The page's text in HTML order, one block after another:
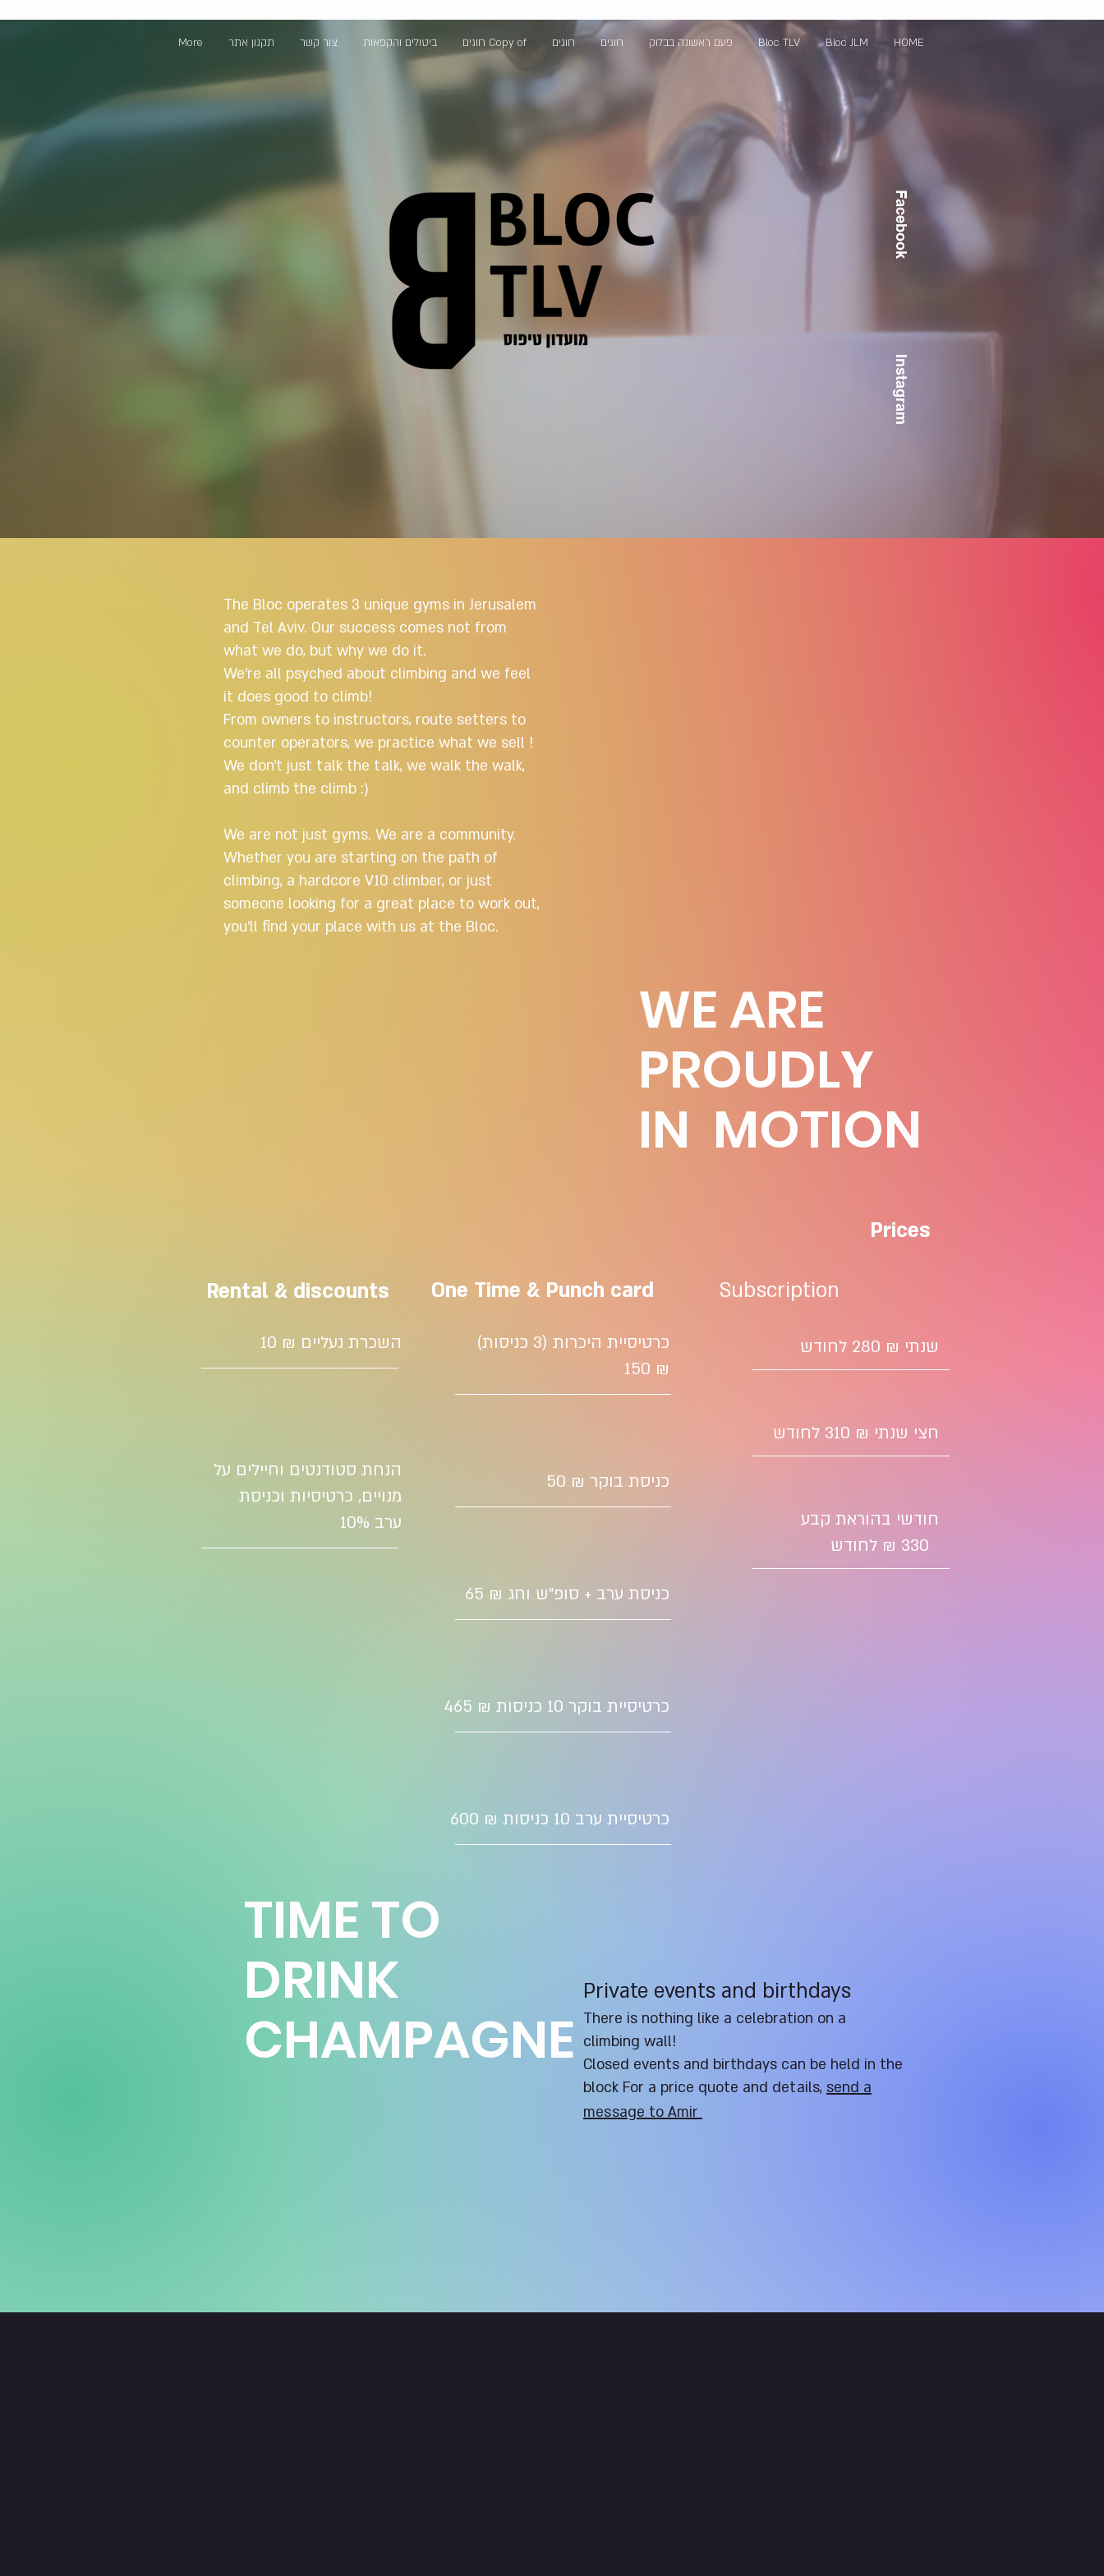
HOME
Bloc JLM
Bloc TLV פעם ראשונה בבלוק חוגים חוגים Copy of חוגים ביטולים והקפאות צור קשר תקנון אתר More
Facebook
Instagram
The Bloc operates 3 unique gyms in Jerusalem
and Tel Aviv. Our success comes not from
what we do, but why we do it.
We’re all psyched about climbing and we feel
it does good to climb!
From owners to instructors, route setters to
counter operators, we practice what we sell !
We don’t just talk the talk, we walk the walk,
and climb the climb :)
We are not just gyms. We are a community.
Whether you are starting on the path of
climbing, a hardcore V10 climber, or just
someone looking for a great place to work out,
you’ll find your place with us at the Bloc.
WE ARE
PROUDLY
IN MOTION
Prices
One Time & Punch card
כרטיסיית היכרות (3 כניסות)
₪ 150
כניסת בוקר ₪ 50
כניסת ערב + סופ"ש וחג ₪ 65
כרטיסיית בוקר 10 כניסות ₪ 465
כרטיסיית ערב 10 כניסות ₪ 600
Subscription
שנתי ₪ 280 לחודש
חצי שנתי ₪ 310 לחודש
חודשי בהוראת קבע
Rental & discounts
השכרת נעליים ₪ 10
הנחת סטודנטים וחיילים על
מנויים, כרטיסיות וכניסת
ערב 10%
TIME TO
DRINK
CHAMPAGNE
Private events and birthdays
There is nothing like a celebration on a
climbing wall!
Closed events and birthdays can be held in the
block For a price quote and details, send a
message to Amir